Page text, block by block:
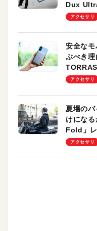
Dux
のモバ
アクセサリ
安全なモ
ぶべき理
ーも
アクセサリ
夏場の
けにな
Fold」
却プレー
アクセサリ